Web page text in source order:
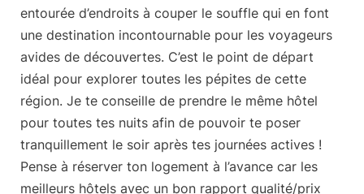
entourée d’endroits à couper le souffle qui en font
une destination incontournable pour les voyageurs
avides de découvertes. C’est le point de départ
idéal pour explorer toutes les pépites de cette
région. Je te conseille de prendre le même hôtel
pour toutes tes nuits afin de pouvoir te poser
tranquillement le soir après tes journées actives !
Pense à réserver ton logement à l’avance car les
meilleurs hôtels avec un bon rapport qualité/prix